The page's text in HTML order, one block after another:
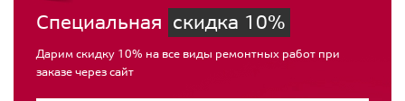
Специальная скидка 10%
Дарим скидку 10% на все виды ремонтных работ при
заказе через сайт